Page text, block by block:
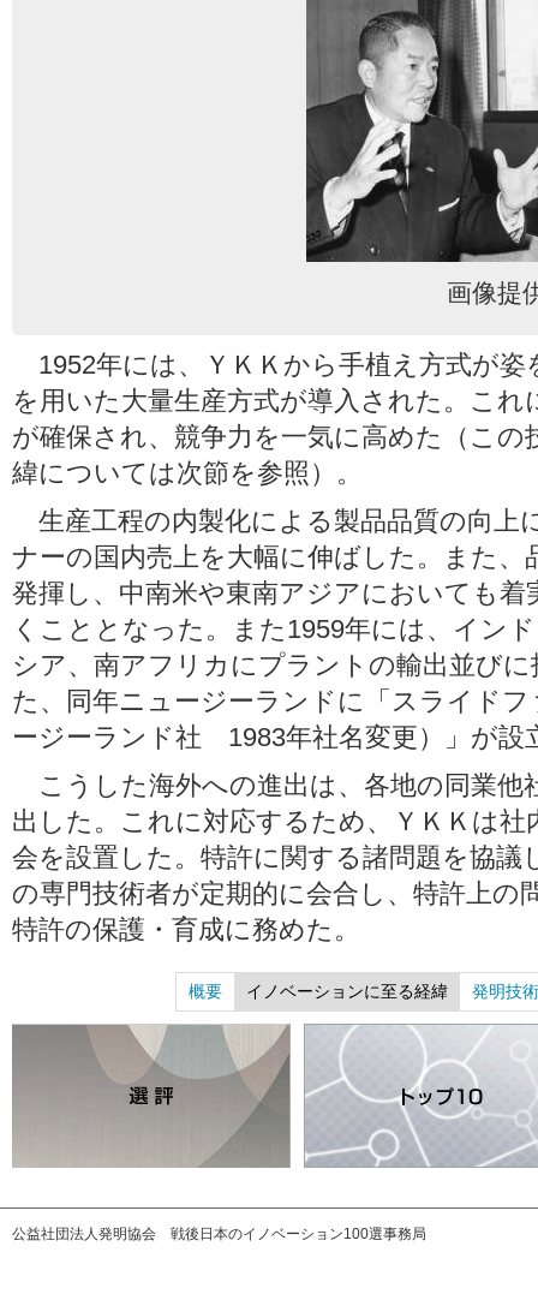
画像提
1952年には、ＹＫＫから手植え方式が姿
を用いた大量生産方式が導入された。こ
が確保され、競争力を一気に高めた（この
緯については次節を参照）。
生産工程の内製化による製品品質の向上
ナーの国内売上を大幅に伸ばした。また、
発揮し、中南米や東南アジアにおいても
くこととなった。また1959年には、イン
シア、南アフリカにプラントの輸出並び
た、同年ニュージーランドに「スライド
ージーランド社 1983年社名変更）」が設
こうした海外への進出は、各地の同業他
出した。これに対応するため、ＹＫＫは社
会を設置した。特許に関する諸問題を協議
の専門技術者が定期的に会合し、特許上の
特許の保護・育成に務めた。
発明技
イノベーションに至る経緯
概要
公益社団法人発明協会 戦後日本のイノベーション100選事務局